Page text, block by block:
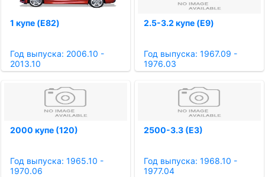
1 купе (E82)
Год выпуска: 2006.10 -
2013.10
2.5-3.2 купе (E9)
Год выпуска: 1967.09 -
1976.03
2000 купе (120)
Год выпуска: 1965.10 -
1970.06
2500-3.3 (E3)
Год выпуска: 1968.10 -
1977.04